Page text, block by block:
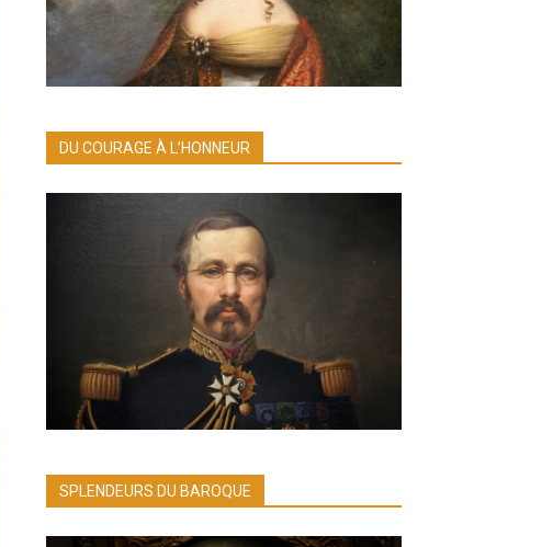
DU COURAGE À L’HONNEUR
SPLENDEURS DU BAROQUE